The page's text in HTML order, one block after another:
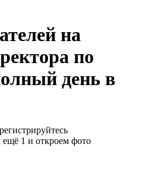
на
по
день в
1 и откроем фото